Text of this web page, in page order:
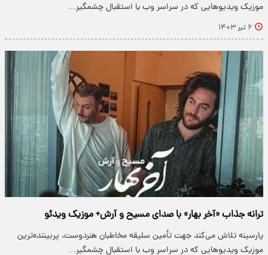
موزیک ویدیو‌هایی که در سراسر وب با استقبال چشمگیر…
۶ تیر ۱۴۰۳
ترانه جذاب «آخر بهار» با صدای مسیح و آرش+ موزیک ویدئو
پارسینه تلاش می‌کند جهت تأمین سلیقه مخاطبان هنردوست، پربیننده‌ترین
موزیک ویدیو‌هایی که در سراسر وب با استقبال چشمگیر…